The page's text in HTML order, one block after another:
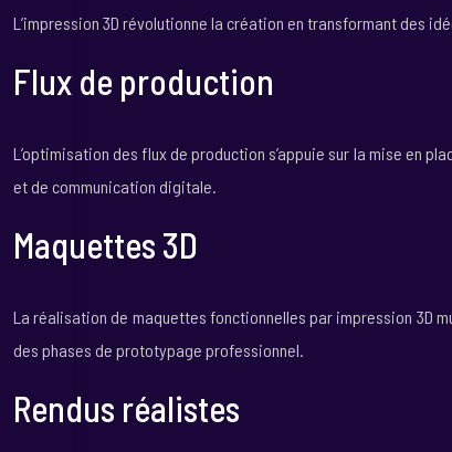
L’impression 3D révolutionne la création en transformant des
Flux de production
L’optimisation des flux de production s’appuie sur la mise en
et de communication digitale.
Maquettes 3D
La réalisation de maquettes fonctionnelles par impression 3D
des phases de prototypage professionnel.
Rendus réalistes